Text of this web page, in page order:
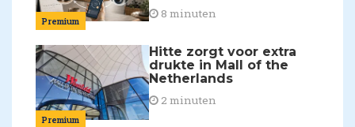
Premium
8 minuten
Premium
Hitte zorgt voor extra
drukte in Mall of the
Netherlands
2 minuten